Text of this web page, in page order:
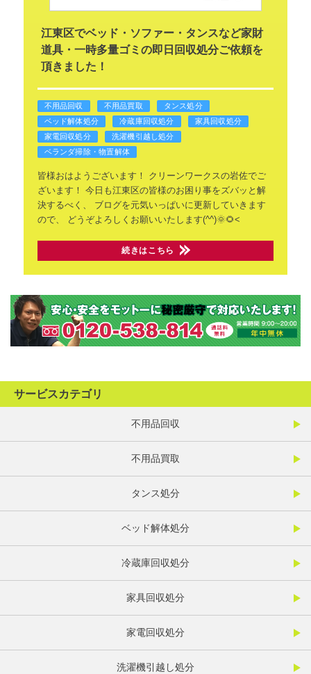
江東区でベッド・ソファー・タンスなど家財
道具・一時多量ゴミの即日回収処分ご依頼を
頂きました！
不用品回収 不用品買取
タンス処分
ベッド解体処分
冷蔵庫回収処分
家具回収処分
家電回収処分
洗濯機引越し処分
ベランダ掃除・物置解体
皆様おはようございます！
クリーンワークスの岩佐でご
ざいます！ 今日も江東区の皆様のお困り事をズバッと解
決するべく、
ブログを元気いっぱいに更新していきます
ので、
どうぞよろしくお願いいたします(^^)🌞🌻<
続きはこちら
サービスカテゴリ
不用品回収
不用品買取
タンス処分
ベッド解体処分
冷蔵庫回収処分
家具回収処分
家電回収処分
洗濯機引越し処分